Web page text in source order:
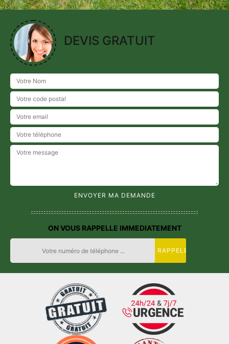
DEVIS GRATUIT
ON VOUS RAPPELLE IMMEDIATEMENT